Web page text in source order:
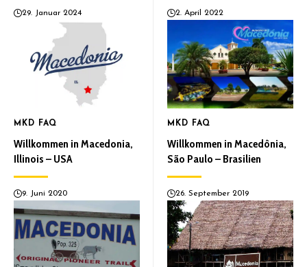
29. Januar 2024 2. April 2022
MKD FAQ
Willkommen in Macedonia,
Illinois – USA
9. Juni 2020
MKD FAQ
Willkommen in Macedônia,
São Paulo – Brasilien
26. September 2019